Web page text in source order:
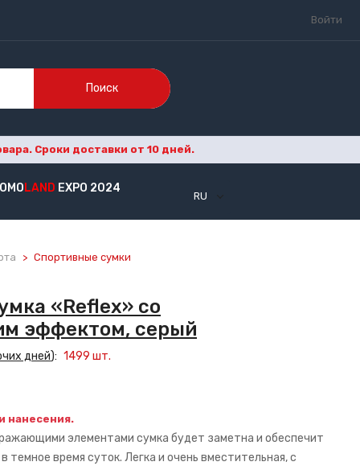
Войти
Поиск
Сроки доставки от 10 дней.
LAND EXPO 2024
RU
Спортивные сумки
«Reflex» со
эффектом, серый
дней): 1499 шт.
нанесения.
элементами сумка будет заметна и обеспечит
время суток. Легка и очень вместительная, с